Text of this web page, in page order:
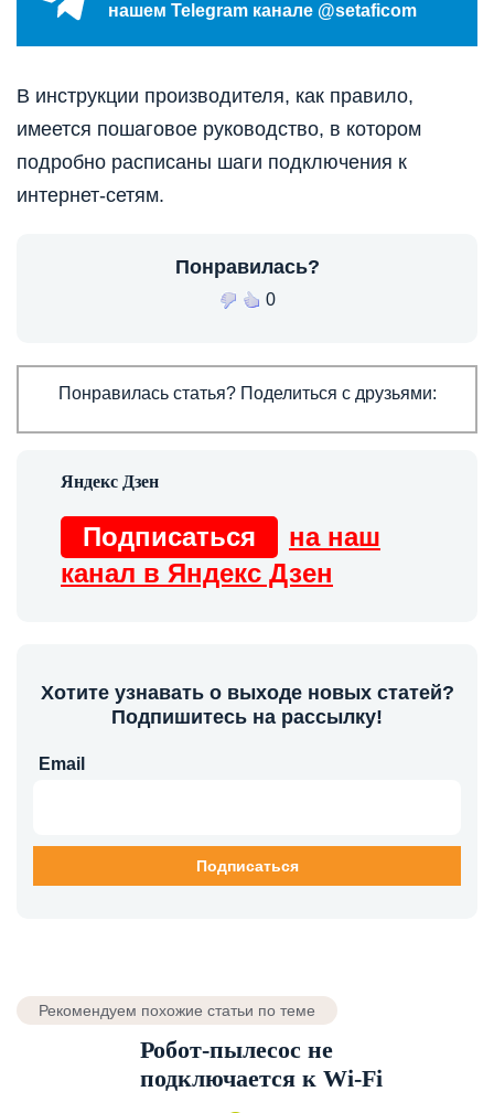
нашем Telegram канале @setaficom
В инструкции производителя, как правило,
имеется пошаговое руководство, в котором
подробно расписаны шаги подключения к
интернет-сетям.
Понравилась?
0
Понравилась статья? Поделиться с друзьями:
Подписаться
на наш
канал в Яндекс Дзен
Хотите узнавать о выходе новых статей?
Подпишитесь на рассылку!
Email
Рекомендуем похожие статьи по теме
Робот-пылесос не
подключается к Wi-Fi